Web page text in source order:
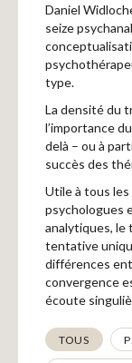
Recherches
Entretiens
Revues
Colloque
Mon panier
Mon
Daniel
seize
type.
La densité du
l’importance
delà – ou à
succès des
Utile à tous
psychologues
analytiques, le
tentative
différences
convergence
écoute
TOUS